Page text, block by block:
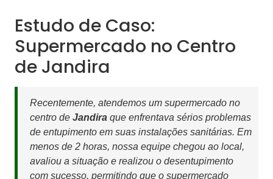
Estudo de Caso:
Supermercado no Centro
de Jandira
Recentemente, atendemos um supermercado no
centro de Jandira que enfrentava sérios problemas
de entupimento em suas instalações sanitárias. Em
menos de 2 horas, nossa equipe chegou ao local,
avaliou a situação e realizou o desentupimento
com sucesso, permitindo que o supermercado